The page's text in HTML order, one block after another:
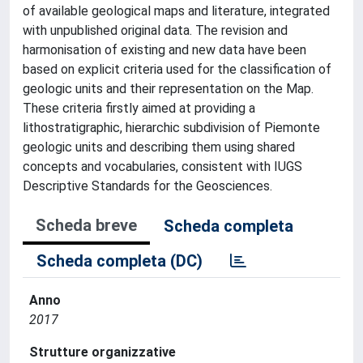
of available geological maps and literature, integrated
with unpublished original data. The revision and
harmonisation of existing and new data have been
based on explicit criteria used for the classification of
geologic units and their representation on the Map.
These criteria firstly aimed at providing a
lithostratigraphic, hierarchic subdivision of Piemonte
geologic units and describing them using shared
concepts and vocabularies, consistent with IUGS
Descriptive Standards for the Geosciences.
Scheda breve
Scheda completa
Scheda completa (DC)
Anno
2017
Strutture organizzative